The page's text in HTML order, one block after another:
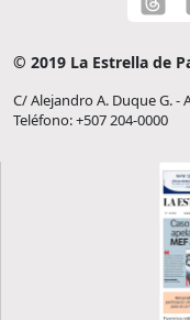
© 2019 La Estrella de
C/ Alejandro A. Duque G. -
Teléfono: +507 204-0000